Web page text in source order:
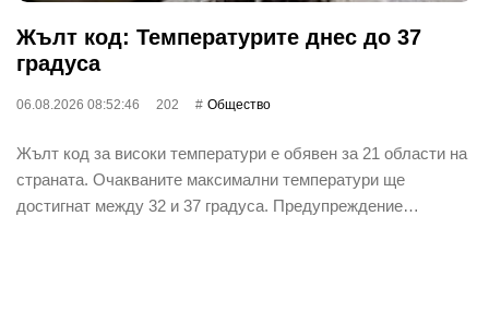
Жълт код: Температурите днес до 37
градуса
06.08.2026 08:52:46 202 Общество
Жълт код за високи температури е обявен за 21 области на
страната. Очакваните максимални температури ще
достигнат между 32 и 37 градуса. Предупреждение…